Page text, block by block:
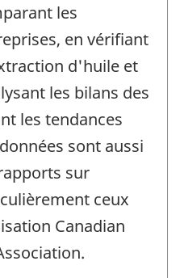
les
en vérifiant
d'huile et
les bilans des
les tendances
sont aussi
sur
ceux
Canadian